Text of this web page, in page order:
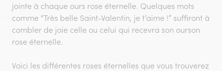
jointe à chaque ours rose éternelle. Quelques mots
comme “Très belle Saint-Valentin, je t’aime !” suffiront à
combler de joie celle ou celui qui recevra son ourson
rose éternelle.
Voici les différentes roses éternelles que vous trouverez